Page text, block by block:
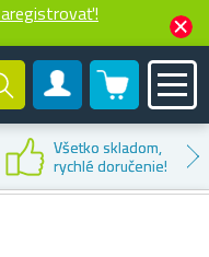
Zákaznícky účet
0 produktů
Všetko skladom,
rychlé doručenie!